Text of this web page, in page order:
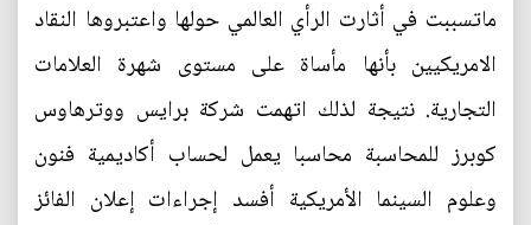
ماتسببت في أثارت الرأي العالمي حولها واعتبروها النقاد
الامريكيين بأنها مأساة على مستوى شهرة العلامات
التجارية. نتيجة لذلك اتهمت شركة برايس ووترهاوس
كوبرز للمحاسبة محاسبا يعمل لحساب أكاديمية فنون
وعلوم السينما الأمريكية أفسد إجراءات إعلان الفائز